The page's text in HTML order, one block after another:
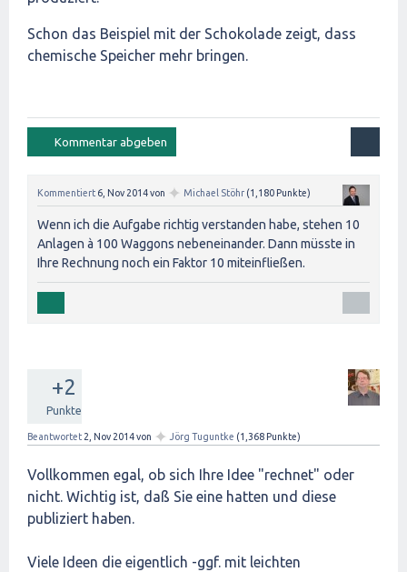
Schon das Beispiel mit der Schokolade zeigt, dass
chemische Speicher mehr bringen.
Kommentiert 6, Nov 2014von ✦ Michael Stöhr (1,180 Punkte)
Wenn ich die Aufgabe richtig verstanden habe, stehen 10
Anlagen à 100 Waggons nebeneinander. Dann müsste in
Ihre Rechnung noch ein Faktor 10 miteinfließen.
+2
Punkte
Beantwortet 2, Nov 2014von ✦ Jörg Tuguntke (1,368 Punkte)
Vollkommen egal, ob sich Ihre Idee "rechnet" oder
nicht. Wichtig ist, daß Sie eine hatten und diese
publiziert haben.
Viele Ideen die eigentlich -ggf. mit leichten